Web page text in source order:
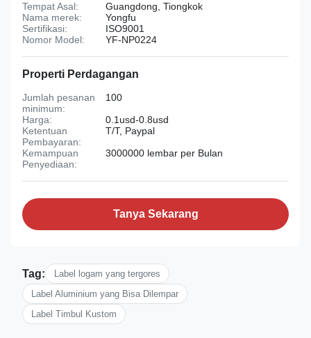
Tempat Asal:
Guangdong, Tiongkok
Nama merek:
Yongfu
Sertifikasi:
ISO9001
Nomor Model:
YF-NP0224
Properti Perdagangan
Jumlah pesanan
minimum:
100
Harga:
0.1usd-0.8usd
Ketentuan
Pembayaran:
T/T, Paypal
Kemampuan
Penyediaan:
3000000 lembar per Bulan
Tanya Sekarang
Tag:
Label logam yang tergores
Label Aluminium yang Bisa Dilempar
Label Timbul Kustom